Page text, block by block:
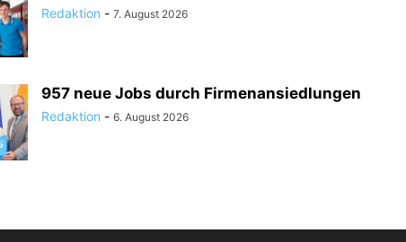
Redaktion - 7. August 2026
957 neue Jobs durch Firmenansiedlungen
Redaktion - 6. August 2026